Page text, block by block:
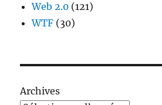
Web 2.0 (121)
WTF (30)
Archives